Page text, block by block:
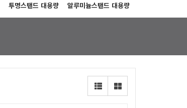
투명스탠드 대용량 알루미늄스탠드 대용량